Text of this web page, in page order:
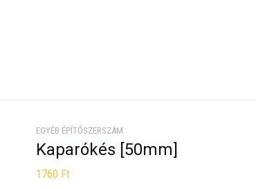
EGYÉB ÉPÍTŐSZERSZÁM
Kaparókés [50mm]
1760 Ft